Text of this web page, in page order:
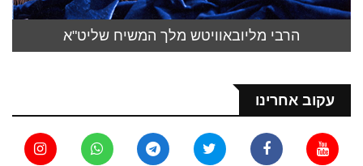
הרבי מליובאוויטש מלך המשיח שליט"א
עקוב אחרינו